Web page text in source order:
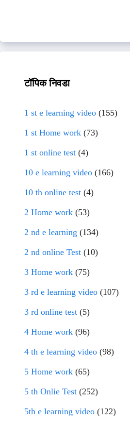
टॉपिक निवडा
1 st e learning video (155)
1 st Home work (73)
1 st online test (4)
10 e learning video (166)
10 th online test (4)
2 Home work (53)
2 nd e learning (134)
2 nd online Test (10)
3 Home work (75)
3 rd e learning video (107)
3 rd online test (5)
4 Home work (96)
4 th e learning video (98)
5 Home work (65)
5 th Onlie Test (252)
5th e learning video (122)